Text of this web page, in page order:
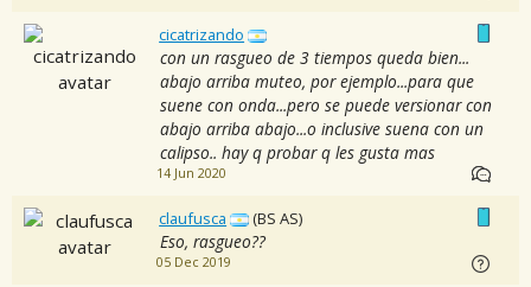
cicatrizando
con un rasgueo de 3 tiempos queda bien...
abajo arriba muteo, por ejemplo...para que
suene con onda...pero se puede versionar con
abajo arriba abajo...o inclusive suena con un
calipso.. hay q probar q les gusta mas
14 Jun 2020
claufusca (BS AS)
Eso, rasgueo??
05 Dec 2019